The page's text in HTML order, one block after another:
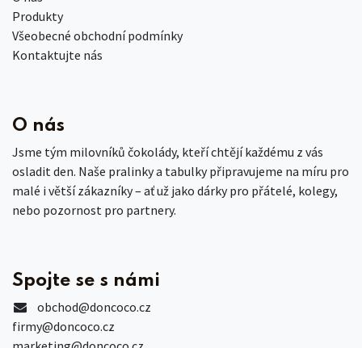
Produkty
Všeobecné obchodní podmínky
Kontaktujte nás
O nás
Jsme tým milovníků čokolády, kteří chtějí každému z vás
osladit den. Naše pralinky a tabulky připravujeme na míru pro
malé i větší zákazníky – ať už jako dárky pro přátelé, kolegy,
nebo pozornost pro partnery.
Spojte se s námi
obchod@doncoco.cz
firmy@doncoco.cz